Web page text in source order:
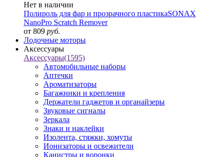
Нет в наличии
Полироль для фар и прозрачного пластикаSONAX
NanoPro Scratch Remover
от 809 руб.
Лодочные моторы
Аксессуары
Аксессуары(1595)
Автомобильные наборы
Аптечки
Ароматизаторы
Багажники и крепления
Держатели гаджетов и органайзеры
Звуковые сигналы
Зеркала
Знаки и наклейки
Изолента, стяжки, хомуты
Ионизаторы и освежители
Канистры и воронки